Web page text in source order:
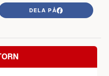
DELA PÅ